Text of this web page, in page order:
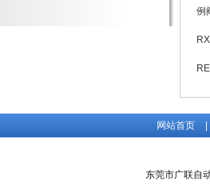
例
网站首页
东莞市广联自